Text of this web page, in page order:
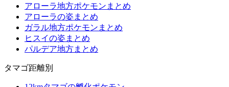
アローラ地方ポケモンまとめ
アローラの姿まとめ
ガラル地方ポケモンまとめ
ヒスイの姿まとめ
パルデア地方まとめ
タマゴ距離別